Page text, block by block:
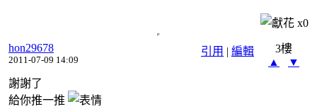
x0
引用 | 編輯
hon29678
2011-07-09 14:09
3樓
▲
▼
謝謝了
給你推一推